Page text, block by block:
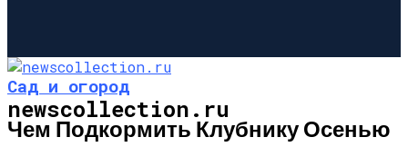
newscollection.ru
Сад и огород
Чем Подкормить Клубнику Осенью